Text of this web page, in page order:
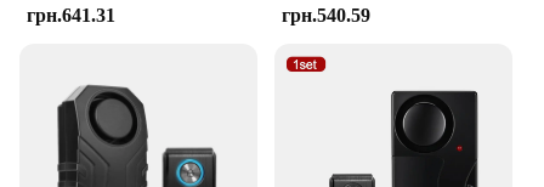
грн.641.31 грн.540.59